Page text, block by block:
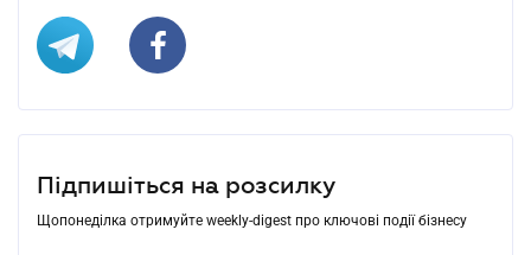
Підпишіться на розсилку
Щопонеділка отримуйте weekly-digest про ключові події бізнесу